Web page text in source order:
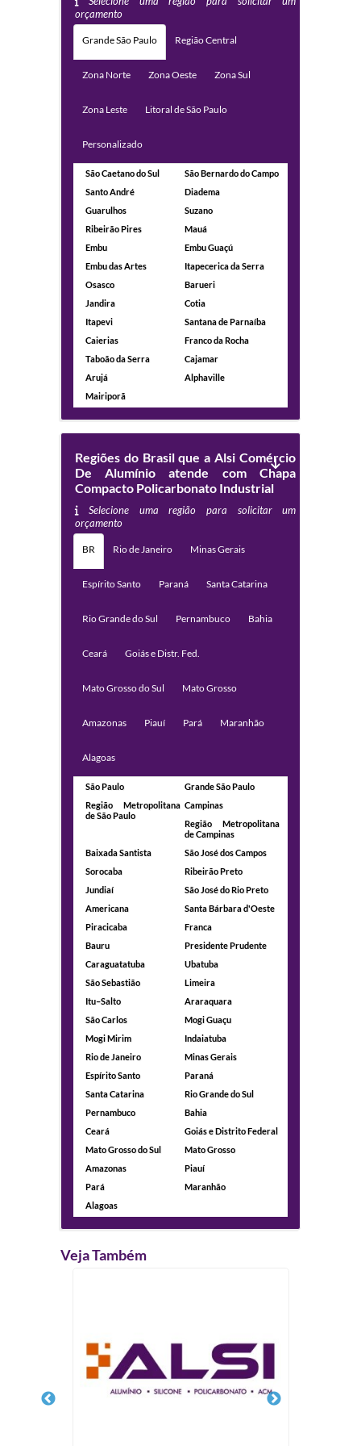
orçamento
Grande São Paulo Região Central
Zona Norte Zona Oeste Zona Sul
Zona Leste Litoral de São Paulo
Personalizado
São Caetano do Sul
São Bernardo do Campo
Santo André
Diadema
Guarulhos
Suzano
Ribeirão Pires
Mauá
Embu
Embu Guaçú
Embu das Artes
Itapecerica da Serra
Osasco
Barueri
Jandira
Cotia
Itapevi
Santana de Parnaíba
Caierias
Franco da Rocha
Taboão da Serra
Cajamar
Arujá
Alphaville
Mairiporã
Regiões do Brasil que a Alsi Comércio
De Alumínio atende com Chapa
Compacto Policarbonato Industrial
Selecione uma região para solicitar um
orçamento
BR Rio de Janeiro Minas Gerais
Espírito Santo Paraná Santa Catarina
Rio Grande do Sul Pernambuco Bahia
Ceará Goiás e Distr. Fed.
Mato Grosso do Sul Mato Grosso
Amazonas Piauí Pará Maranhão
Alagoas
São Paulo
Grande São Paulo
Região Metropolitana
de São Paulo
Campinas
Região Metropolitana
de Campinas
Baixada Santista
São José dos Campos
Sorocaba
Ribeirão Preto
Jundiaí
São José do Rio Preto
Americana
Santa Bárbara d'Oeste
Piracicaba
Franca
Bauru
Presidente Prudente
Caraguatatuba
Ubatuba
São Sebastião
Limeira
Itu–Salto
Araraquara
São Carlos
Mogi Guaçu
Mogi Mirim
Indaiatuba
Rio de Janeiro
Minas Gerais
Espírito Santo
Paraná
Santa Catarina
Rio Grande do Sul
Pernambuco
Bahia
Ceará
Goiás e Distrito Federal
Mato Grosso do Sul
Mato Grosso
Amazonas
Piauí
Pará
Maranhão
Alagoas
Veja Também